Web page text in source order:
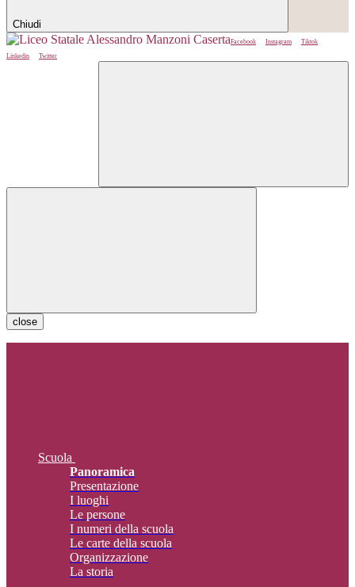
Chiudi
Facebook Instagram
Tiktok
Linkedin
Twitter
close
Scuola
Panoramica
Presentazione
I luoghi
Le persone
I numeri della scuola
Le carte della scuola
Organizzazione
La storia